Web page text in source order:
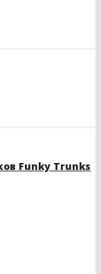
Funky Trunks